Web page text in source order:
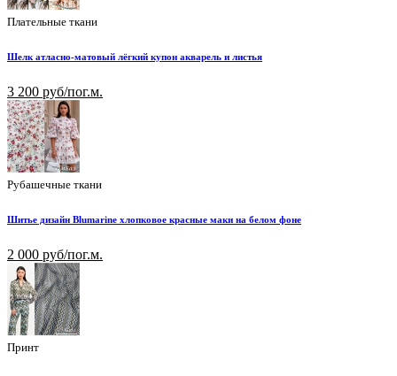
Плательные ткани
Шелк атласно-матовый лёгкий купон акварель и листья
3 200 руб/пог.м.
Рубашечные ткани
Шитье дизайн Blumarine хлопковое красные маки на белом фоне
2 000 руб/пог.м.
Принт